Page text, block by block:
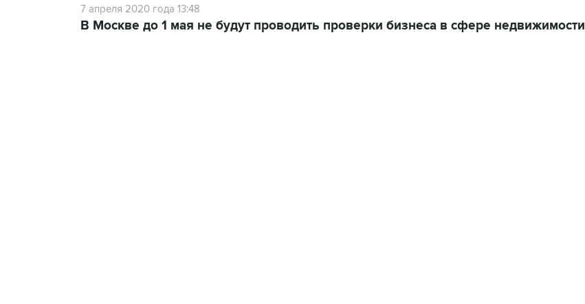
7 апреля 2020 года 13:48
В Москве до 1 мая не будут проводить проверки бизнеса в сфере недвижимости